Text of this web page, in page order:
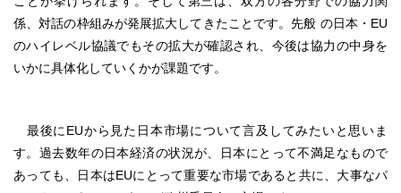
係、対話の枠組みが発展拡大してきたことです。先般 の日本・EU
のハイレベル協議でもその拡大が確認され、今後は協力の中身を
いかに具体化していくかが課題です。
最後にEUから見た日本市場について言及してみたいと思いま
す。過去数年の日本経済の状況が、日本にとって不満足なもので
あっても、日本はEUにとって重要な市場であると共に、大事なパ